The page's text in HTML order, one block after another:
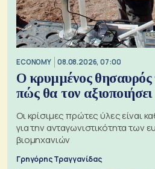
ECONOMY 08.08.2026, 07:00
Ο κρυμμένος
πώς θα τον
Οι κρίσιμες πρώτες ύλες είναι
για την ανταγωνιστικότητα των
βιομηχανιών
Γρηγόρης Τραγγανίδας